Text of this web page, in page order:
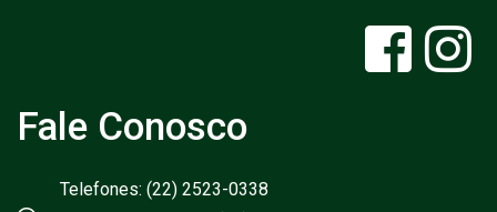
Fale Conosco
Telefones: (22) 2523-0338